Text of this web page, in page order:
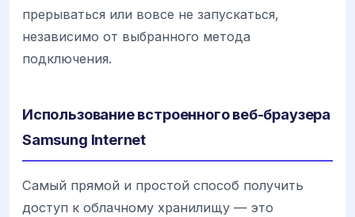
прерываться или вовсе не запускаться,
независимо от выбранного метода
подключения.
Использование встроенного веб-браузера
Samsung Internet
Самый прямой и простой способ получить
доступ к облачному хранилищу — это